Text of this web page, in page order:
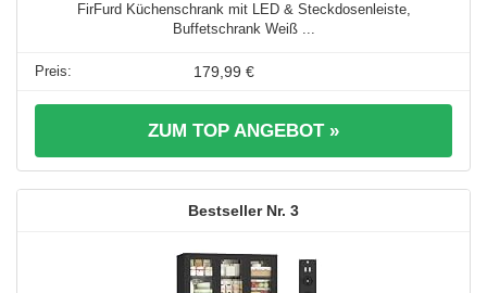
FirFurd Küchenschrank mit LED & Steckdosenleiste,
Buffetschrank Weiß ...
179,99 €
ZUM TOP ANGEBOT »
3